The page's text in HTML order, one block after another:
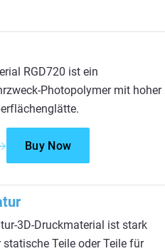
RGD720 ist ein
Photopolymer mit hoher
Buy Now
3D-Druckmaterial ist stark
Teile oder Teile für